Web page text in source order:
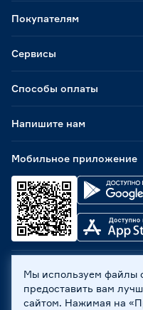
Способы оплаты
Мобильное приложение
Покупателям
Сервисы
Напишите нам
ООО «Бауцентр Рус»
ул. А.Невского, 205. ИНН
Все права защищены
Мы используем файлы
предоставить вам
сайтом. Нажимая на